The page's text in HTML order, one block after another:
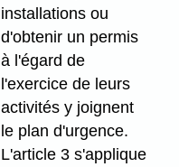
installations ou
d'obtenir un permis
à l'égard de
l'exercice de leurs
activités y joignent
le plan d'urgence.
L'article 3 s'applique